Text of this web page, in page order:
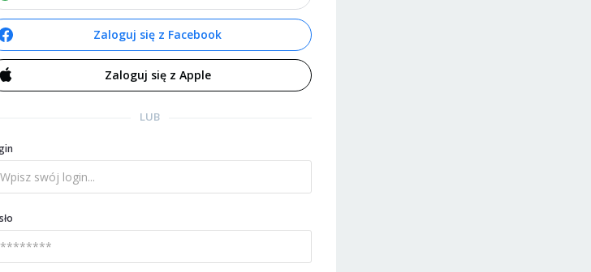
Zaloguj się z Facebook
Zaloguj się z Apple
LUB